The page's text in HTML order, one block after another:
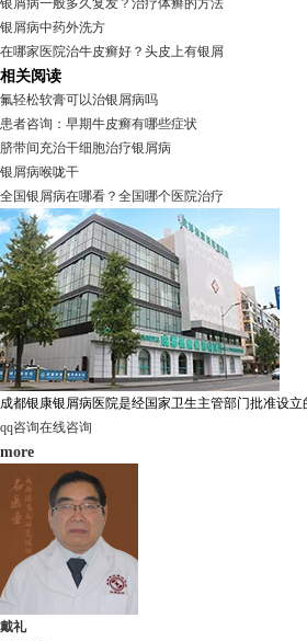
银屑病一般多久复发？治疗体癣的方法
银屑病中药外洗方
在哪家医院治牛皮癣好？头皮上有银屑
相关阅读
氟轻松软膏可以治银屑病吗
患者咨询：早期牛皮癣有哪些症状
脐带间充治干细胞治疗银屑病
银屑病喉咙干
全国银屑病在哪看？全国哪个医院治疗
成都银康银屑病医院是经国家卫生主管部门批准设
qq咨询在线咨询
more
戴礼